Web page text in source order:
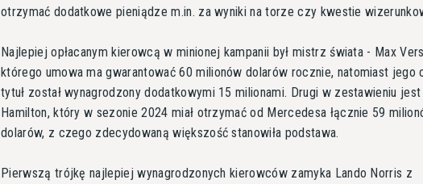
otrzymać dodatkowe pieniądze m.in. za wyniki na torze czy kwestie
Najlepiej opłacanym kierowcą w minionej kampanii był mistrz świata - Max
którego umowa ma gwarantować 60 milionów dolarów rocznie, natomiast jego
tytuł został wynagrodzony dodatkowymi 15 milionami. Drugi w zestawieniu
Hamilton, który w sezonie 2024 miał otrzymać od Mercedesa łącznie 59
dolarów, z czego zdecydowaną większość stanowiła podstawa.
Pierwszą trójkę najlepiej wynagrodzonych kierowców zamyka Lando Norris z